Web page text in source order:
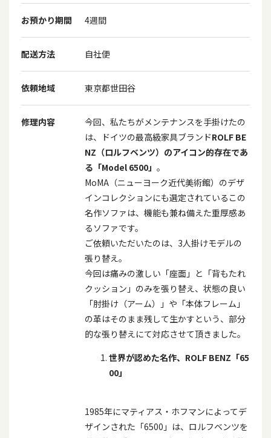
お預かり期間 4週間
配送方法 自社便
依頼地域 東京都世田谷
修理内容
今回、私たちがメンテナンスを手掛けたの
は、ドイツの最高級家具ブランドROLF BE
NZ （ロルフベンツ）のアイコン的存在であ
る「Model 6500」 。
MoMA（ニューヨーク近代美術館）のデザ
インコレクションにも選定されているこの
名作ソファは、機能も兼ね備えた重厚感あ
るソファです。
ご依頼いただいたのは、 3人掛けモデルの
張り替え。
今回は痛みの激しい「座面」と「背もたれ
クッション」のみを張り替え、状態の良い
「肘掛け（アーム）」や「本体フレーム」
の革はそのまま残して生かすという、部分
的な張り替えにて対応させて頂きました。
世界が認めた名作、 ROLF BENZ 「65
00」
1985年にマティアス・ホフマンによってデ
ザインされた「6500 」は、ロルフベンツを